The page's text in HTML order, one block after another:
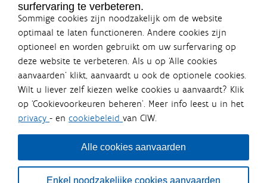
surfervaring te verbeteren.
Sommige cookies zijn noodzakelijk om de website
optimaal te laten functioneren. Andere cookies zijn
optioneel en worden gebruikt om uw surfervaring op
deze website te verbeteren. Als u op ‘Alle cookies
aanvaarden’ klikt, aanvaardt u ook de optionele cookies.
Wilt u liever zelf kiezen welke cookies u aanvaardt? Klik
op ‘Cookievoorkeuren beheren’. Meer info leest u in het
privacy - en cookiebeleid van CIW.
Alle cookies aanvaarden
Enkel noodzakelijke cookies aanvaarden
Integraalwaterbeleid.be is een
officiële website van de Vlaamse
overheid
uitgegeven door Coördinatiecommissie Integraal
Waterbeleid
De Coördinatiecommissie Integraal Waterbeleid (CIW) is een
bestuursniveaus die bij het waterbeleid betrokken zijn. Ook
waterbedrijven nemen deel aan het overleg. Deze
samenwerking zorgt voor een gecoördineerde en
geïntegreerde aanpak van het waterbeleid en waterbeheer